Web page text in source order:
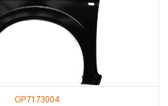
OP7173004